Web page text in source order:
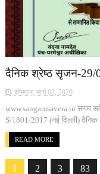
दैनिक श्रेष्ठ सृजन-29/
सोमवार, मार्च 02, 2020
www.sangamsavera.in संगम
S/1801/2017 (नई दिल्ली)
READ MORE
1 2 3 83